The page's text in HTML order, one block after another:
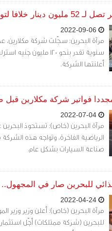
لتوقعات «ممتلكات»
مرآة البحرين: سجّلت شركة مكلارين،
أعلنتها الشركة.
فواتير شركة مكلارين قبل
مرآة البحرين (خاص): تستحوذ البحرين
الرياضية الفاخرة، وتواجه هذه
صناعة السيارات بشكل عام.
للبحرين صار في
مرآة البحرين (خاص): أعلن وزير وزير
للبحرين (شركة ممتلكات) أجّل استثمار